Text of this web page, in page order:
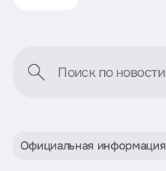
Официальная информация